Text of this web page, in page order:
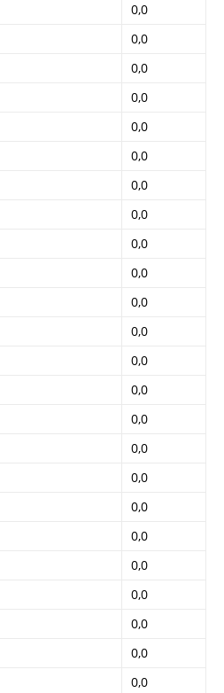
0,0
0,0
0,0
0,0
0,0
0,0
0,0
0,0
0,0
0,0
0,0
0,0
0,0
0,0
0,0
0,0
0,0
0,0
0,0
0,0
0,0
0,0
0,0
0,0